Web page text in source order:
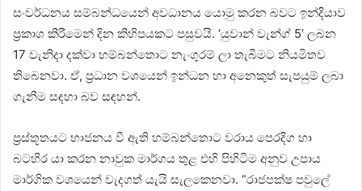
සංවර්ධනය සම්බන්ධයෙන් අවධානය යොමු කරන බවට ඉන්දියාව
ප්‍රකාශ කිරීමෙන් දින කිහිපයකට පසුවයි. ‘යුවාන් වැන්ග් 5’ ලබන
17 වැනිදා දක්වා හම්බන්තොට නැංගුරම් ලා තැබීමට නියමිතව
තිබෙනවා. ඒ, ප්‍රධාන වශයෙන් ඉන්ධන හා අනෙකුත් සැපයුම් ලබා
ගැනීම සඳහා බව සඳහන්.
ප්‍රස්තූතයට භාජනය වී ඇති හම්බන්තොට වරාය පෙරදිග හා
බටහිර යා කරන නාවුක මාර්ගය තුළ එහි පිහිටීම අනුව උපාය
මාර්ගික වශයෙන් වැදගත් යැයි සැලකෙනවා. “රාජපක්ෂ පවුලේ